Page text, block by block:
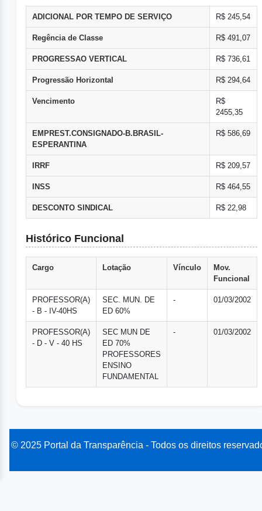
ADICIONAL POR TEMPO DE SERVIÇO R$ 245,54
Regência de Classe R$ 491,07
PROGRESSAO VERTICAL R$ 736,61
Progressão Horizontal R$ 294,64
Vencimento
R$
2455,35
EMPREST.CONSIGNADO-B.BRASIL-
ESPERANTINA
R$ 586,69
IRRF R$ 209,57
INSS R$ 464,55
DESCONTO SINDICAL R$ 22,98
Histórico Funcional
Cargo Lotação Vínculo
Mov.
Funcional
PROFESSOR(A)
- B - IV-40HS
SEC. MUN. DE
ED 60%
- 01/03/2002
PROFESSOR(A)
- D - V - 40 HS
SEC MUN DE
ED 70%
PROFESSORES
ENSINO
FUNDAMENTAL
- 01/03/2002
© 2025 Portal da Transparência - Todos os direitos